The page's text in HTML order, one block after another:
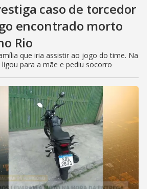
caso de torcedor
encontrado morto
Rio
que iria assistir ao jogo do time. Na
para a mãe e pediu socorro